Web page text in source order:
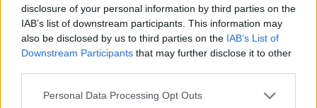
disclosure of your personal information by third parties on the
IAB’s list of downstream participants. This information may
also be disclosed by us to third parties on the IAB’s List of
Downstream Participants that may further disclose it to other
Please note that this website/app uses one or more Google
Personal Data Processing Opt Outs